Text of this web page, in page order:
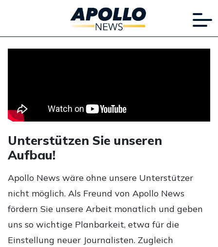
Unterstützen Sie unseren
Aufbau!
Apollo News wäre ohne unsere Unterstützer
nicht möglich. Als Freund von Apollo News
fördern Sie unsere Arbeit monatlich und geben
uns so wichtige Planbarkeit, etwa für die
Einstellung neuer Journalisten. Zugleich